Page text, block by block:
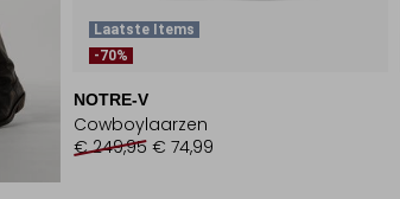
Laatste Items
-70%
NOTRE-V
Cowboylaarzen
€ 249,95 € 74,99